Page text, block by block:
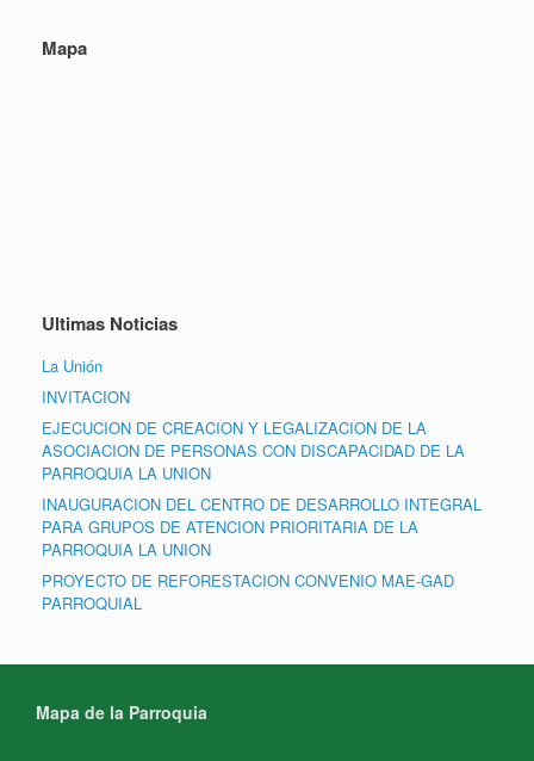
Mapa
Ultimas Noticias
La Unión
INVITACION
EJECUCION DE CREACION Y LEGALIZACION DE LA
ASOCIACION DE PERSONAS CON DISCAPACIDAD DE LA
PARROQUIA LA UNION
INAUGURACION DEL CENTRO DE DESARROLLO INTEGRAL
PARA GRUPOS DE ATENCION PRIORITARIA DE LA
PARROQUIA LA UNION
PROYECTO DE REFORESTACION CONVENIO MAE-GAD
PARROQUIAL
Mapa de la Parroquia